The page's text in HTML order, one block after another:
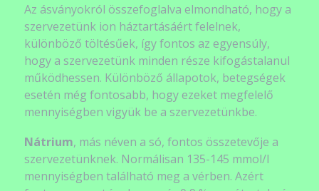
Az ásványokról összefoglalva elmondható, hogy a
szervezetünk ion háztartásáért felelnek,
különböző töltésűek, így fontos az egyensúly,
hogy a szervezetünk minden része kifogástalanul
működhessen. Különböző állapotok, betegségek
esetén még fontosabb, hogy ezeket megfelelő
mennyiségben vigyük be a szervezetünkbe.
Nátrium, más néven a só, fontos összetevője a
szervezetünknek. Normálisan 135-145 mmol/l
mennyiségben található meg a vérben. Azért